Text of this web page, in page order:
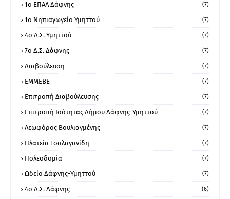
1ο ΕΠΑΛ Δάφνης (7)
1ο Νηπιαγωγείο Υμηττού (7)
4ο Δ.Σ. Υμηττού (7)
7ο Δ.Σ. Δάφνης (7)
Διαβούλευση (7)
ΕΜΜΕΒΕ (7)
Επιτροπή Διαβούλευσης (7)
Επιτροπή Ισότητας Δήμου Δάφνης-Υμηττού (7)
Λεωφόρος Βουλιαγμένης (7)
Πλατεία Τσαλαγανίδη (7)
Πολεοδομία (7)
Ωδείο Δάφνης-Υμηττού (7)
4ο Δ.Σ. Δάφνης (6)